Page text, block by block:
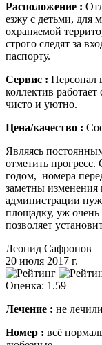
Расположение :
езжу с детьми, для
охраняемой
строго следят за
паспорту.
Сервис : Персонал
коллектив
чисто и уютно.
Цена/качество :
Являясь
отметить
годом, номера
заметны
администрации
площадку, уж очень
позволяет
Леонид Сафронов
20 июля 2017 г.
Оценка: 1.59
Лечение : не
Номер : всё